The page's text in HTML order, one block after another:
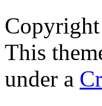
This
under a